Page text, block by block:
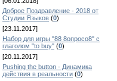
Доброе Поздравление - 2018 от
Студии Языков (0)
[23.11.2017]
Набор для игры "88 8опросо8" с
глаголом "to buy" (0)
[20.11.2017]
Pushing the button - Динамика
действия в реальности (0)